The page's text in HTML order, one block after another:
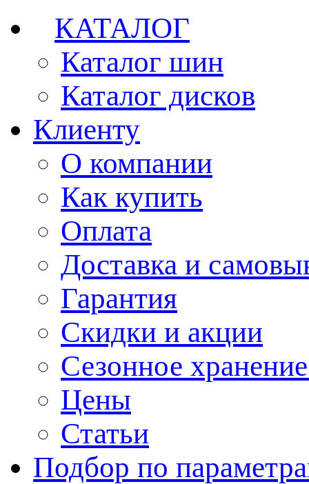
КАТАЛОГ
Каталог шин
Каталог дисков
Клиенту
О компании
Как купить
Оплата
Доставка и
Гарантия
Скидки и акции
Сезонное
Цены
Статьи
Подбор по